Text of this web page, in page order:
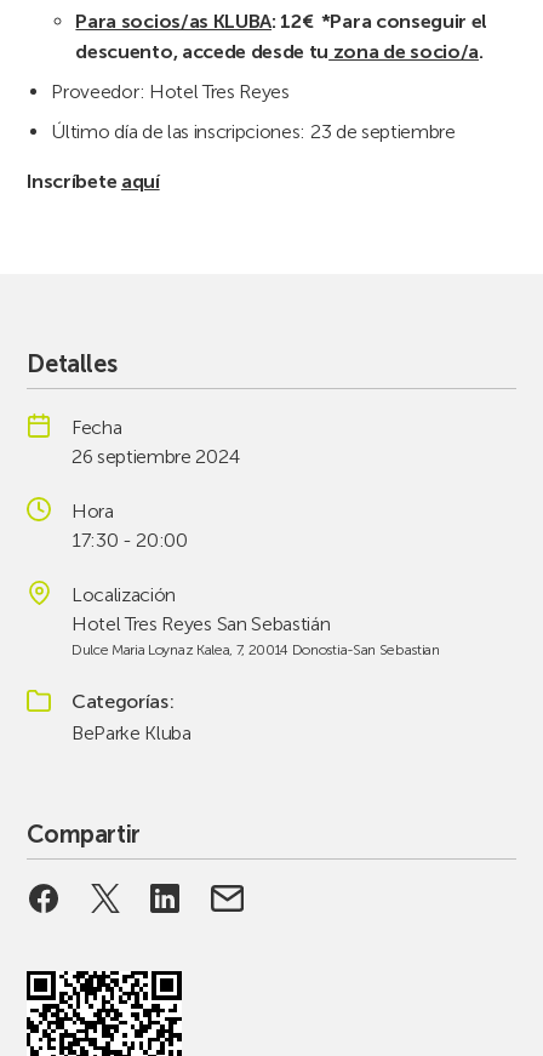
Para socios/as KLUBA: 12€ *Para conseguir el
descuento, accede desde tu zona de socio/a.
Proveedor: Hotel Tres Reyes
Último día de las inscripciones: 23 de septiembre
Inscríbete aquí
Detalles
Fecha
26 septiembre 2024
Hora
17:30 - 20:00
Localización
Hotel Tres Reyes San Sebastián
Dulce Maria Loynaz Kalea, 7, 20014 Donostia-San Sebastian
Categorías
BeParke Kluba
Compartir